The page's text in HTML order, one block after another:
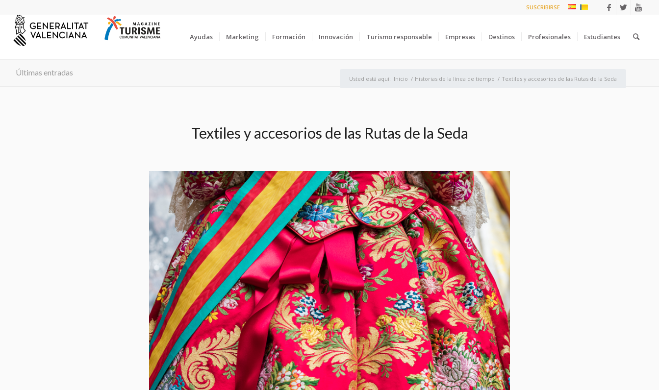
SUSCRIBIRSE
Ayudas Marketing Formación Innovación Turismo responsable Empresas Destinos Profesionales Estudiantes
Últimas entradas
Usted está aquí: Inicio / Historias de la línea de tiempo / Textiles y accesorios de las Rutas de la Seda
Textiles y accesorios de las Rutas de la Seda